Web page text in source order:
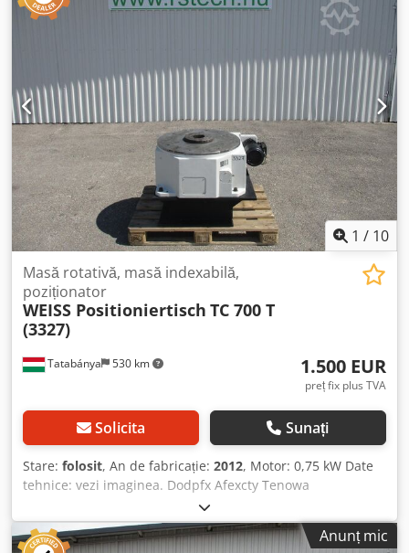
1 / 10
Tatabánya 530 km
Masă rotativă, masă indexabilă,
poziționator
WEISS Positioniertisch TC 700 T
(3327)
1.500 EUR
preț fix plus TVA
Solicita Sunați
Stare: folosit, An de fabricație: 2012, Motor: 0,75 kW Date
tehnice: vezi imaginea. Dodpfx Afexcty Tenowa
Anunț mic